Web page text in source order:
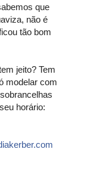
que
não é
tão bom
jeito? Tem
modelar com
horário: